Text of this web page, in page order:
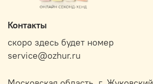
Контакты
скоро здесь будет номер
service@ozhur.ru